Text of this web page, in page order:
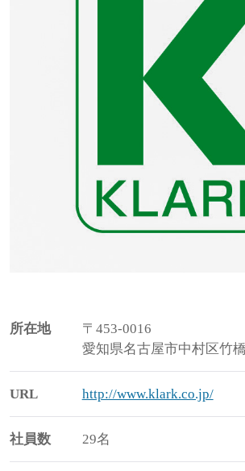
所在地
〒453-0016
愛知県名古屋市中村区竹
URL http://www.klark.co.jp/
社員数 29名